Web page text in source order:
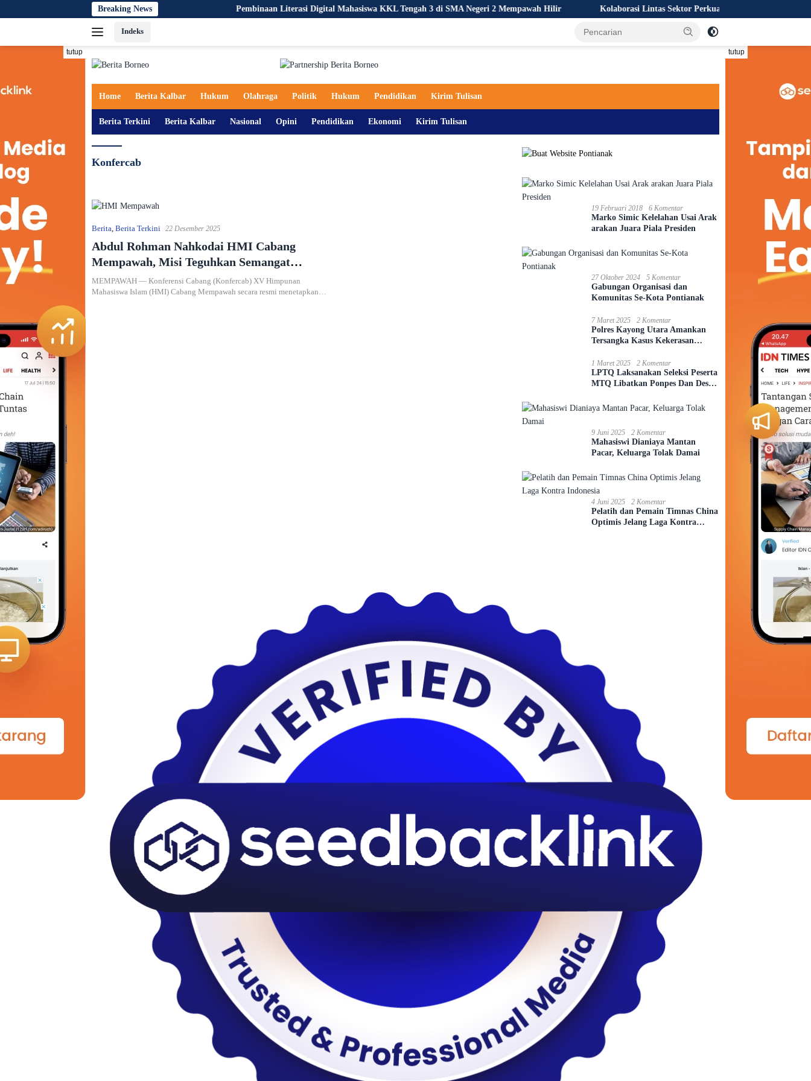
ke
Breaking News Pembinaan Literasi Digital Mahasiswa KKL Tengah 3 di SMA Negeri 2 Mempawah Hilir Kolaborasi Lintas Sektor Perkuat Upaya Pencegahan Kebakaran
Indeks
tutup tutup
Home Berita Kalbar Hukum Olahraga Politik Hukum Pendidikan Kirim Tulisan
Berita Terkini Berita Kalbar Nasional Opini Pendidikan Ekonomi Kirim Tulisan
Konfercab
Berita Berita Terkini 22 Desember 2025
Abdul Rohman Nahkodai HMI Cabang
Mempawah, Misi Teguhkan Semangat
Solidaritas
MEMPAWAH — Konferensi Cabang (Konfercab) XV Himpunan
Mahasiswa Islam (HMI) Cabang Mempawah secara resmi menetapkan…
19 Februari 2018 6 Komentar
Marko Simic Kelelahan Usai Arak
arakan Juara Piala Presiden
27 Oktober 2024 5 Komentar
Gabungan Organisasi dan
Komunitas Se-Kota Pontianak
7 Maret 2025 2 Komentar
Polres Kayong Utara Amankan
Tersangka Kasus Kekerasan
1 Maret 2025 2 Komentar
LPTQ Laksanakan Seleksi Peserta
MTQ Libatkan Ponpes Dan Desa
9 Juni 2025 2 Komentar
Mahasiswi Dianiaya Mantan
Pacar, Keluarga Tolak Damai
4 Juni 2025 2 Komentar
Pelatih dan Pemain Timnas China
Optimis Jelang Laga Kontra